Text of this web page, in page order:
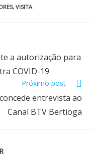
, VISITA
a autorização para
COVID-19
Próximo post
entrevista ao
Canal BTV Bertioga